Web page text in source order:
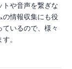
トや音声を繋ぎな
の情報収集にも役
いるので、様々
。